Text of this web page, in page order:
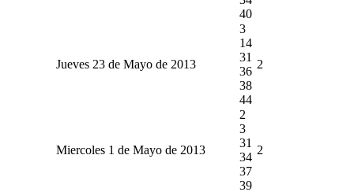
40
Jueves 23 de Mayo de 2013
3
14
31
36
38
44
2
Miercoles 1 de Mayo de 2013
2
3
31
34
37
39
2